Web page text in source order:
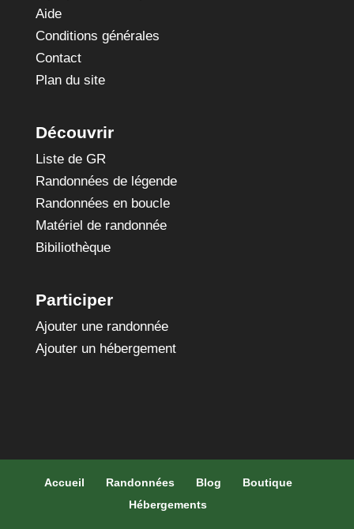
Aide
Conditions générales
Contact
Plan du site
Découvrir
Liste de GR
Randonnées de légende
Randonnées en boucle
Matériel de randonnée
Bibiliothèque
Participer
Ajouter une randonnée
Ajouter un hébergement
Accueil Randonnées Blog
Boutique
Hébergements